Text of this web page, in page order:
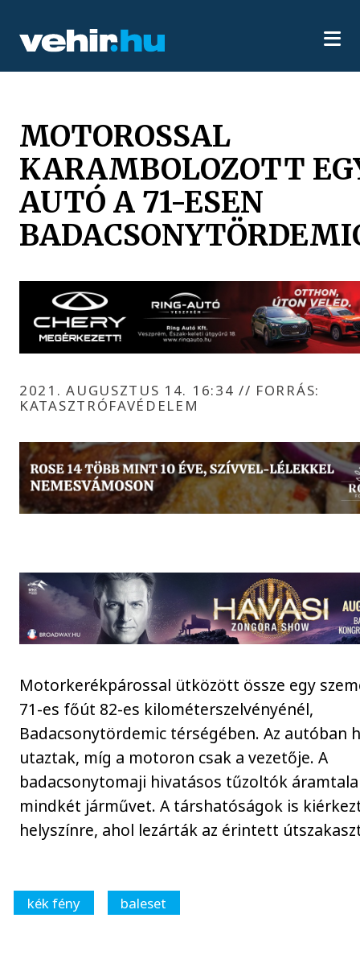
MOTOROSSAL
KARAMBOLOZOTT
AUTÓ A 71-ESEN
2021. AUGUSZTUS 14. 16:34// FORRÁS:
KATASZTRÓFAVÉDELEM
Motorkerékpárossal ütközött össze egy
71-es főút 82-es kilométerszelvényénél,
Badacsonytördemic térségében. Az autóban
utaztak, míg a motoron csak a vezetője. A
badacsonytomaji hivatásos tűzoltók
mindkét járművet. A társhatóságok is
helyszínre, ahol lezárták az érintett
kék fény baleset